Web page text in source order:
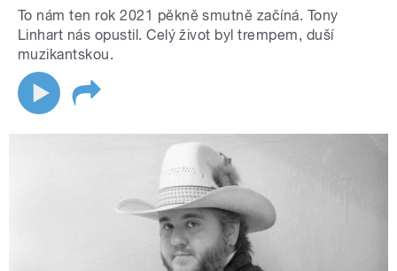
To nám ten rok 2021 pěkně smutně začíná. Tony
Linhart nás opustil. Celý život byl trempem, duší
muzikantskou.